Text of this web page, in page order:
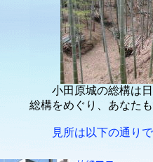
小田原城の総構は
総構をめぐり、あなた
見所は以下の通り